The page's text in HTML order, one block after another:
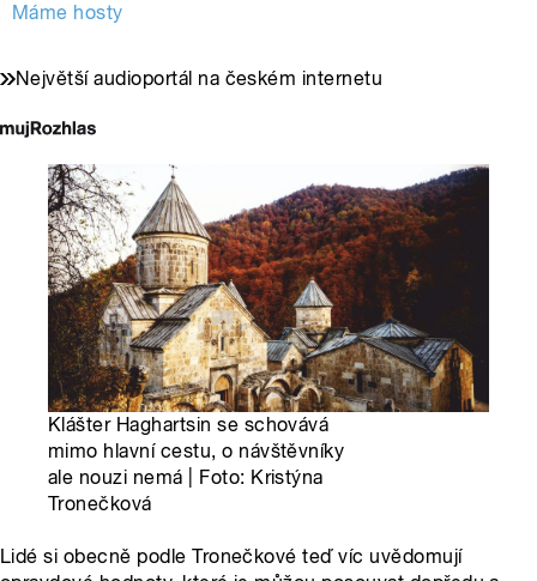
Máme hosty
Největší audioportál na českém internetu
Klášter Haghartsin se schovává
mimo hlavní cestu, o návštěvníky
ale nouzi nemá | Foto: Kristýna
Tronečková
Lidé si obecně podle Tronečkové teď víc uvědomují